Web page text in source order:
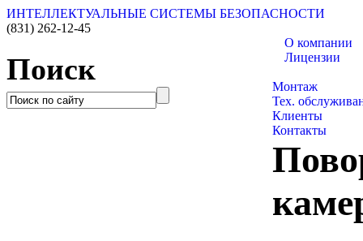
ИНТЕЛЛЕКТУАЛЬНЫЕ СИСТЕМЫ БЕЗОПАСНОСТИ
(831) 262-12-45
Поиск
О компании
Лицензии
Монтаж
Тех.
Клиенты
Контакты